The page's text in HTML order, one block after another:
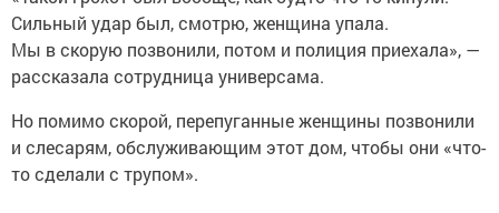
Сильный удар был, смотрю, женщина упала.
Мы в скорую позвонили, потом и полиция приехала», —
рассказала сотрудница универсама.
Но помимо скорой, перепуганные женщины позвонили
и слесарям, обслуживающим этот дом, чтобы они «что-
то сделали с трупом».